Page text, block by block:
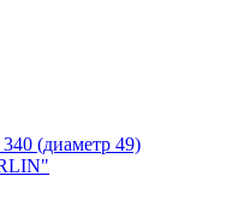
(диаметр 49)